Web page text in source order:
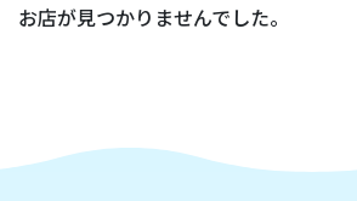
お店が見つかりませんでした。